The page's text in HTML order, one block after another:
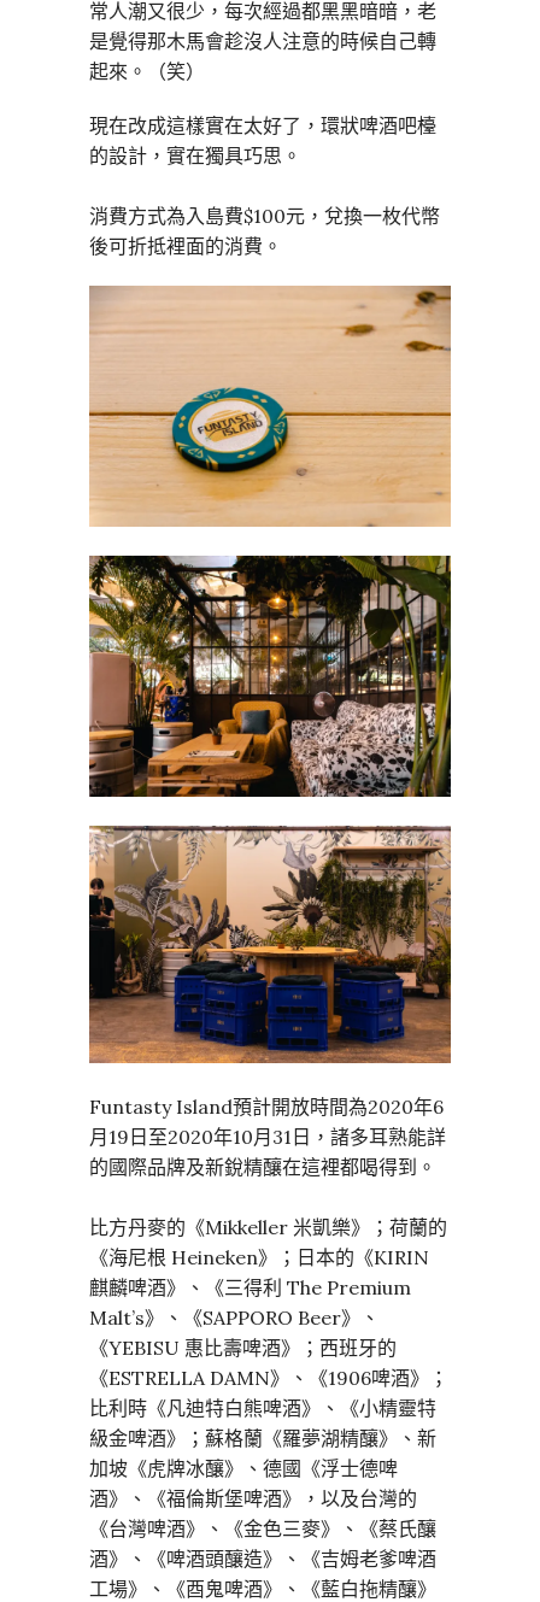
常人潮又很少，每次經過都黑黑暗暗，老
是覺得那木馬會趁沒人注意的時候自己轉
起來。（笑）
現在改成這樣實在太好了，環狀啤酒吧檯
的設計，實在獨具巧思。
消費方式為入島費$100元，兌換一枚代幣
後可折抵裡面的消費。
Funtasty Island預計開放時間為2020年6
月19日至2020年10月31日，諸多耳熟能詳
的國際品牌及新銳精釀在這裡都喝得到。
比方丹麥的《Mikkeller 米凱樂》；荷蘭的
《海尼根 Heineken》；日本的《KIRIN
麒麟啤酒》、《三得利 The Premium
Malt’s》、《SAPPORO Beer》、
《YEBISU 惠比壽啤酒》；西班牙的
《ESTRELLA DAMN》、《1906啤酒》；
比利時《凡迪特白熊啤酒》、《小精靈特
級金啤酒》；蘇格蘭《羅夢湖精釀》、新
加坡《虎牌冰釀》、德國《浮士德啤
酒》、《福倫斯堡啤酒》，以及台灣的
《台灣啤酒》、《金色三麥》、《蔡氏釀
酒》、《啤酒頭釀造》、《吉姆老爹啤酒
工場》、《酉鬼啤酒》、《藍白拖精釀》